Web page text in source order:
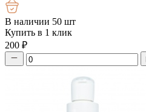
В наличии 50 шт
Купить в 1 клик
200 ₽